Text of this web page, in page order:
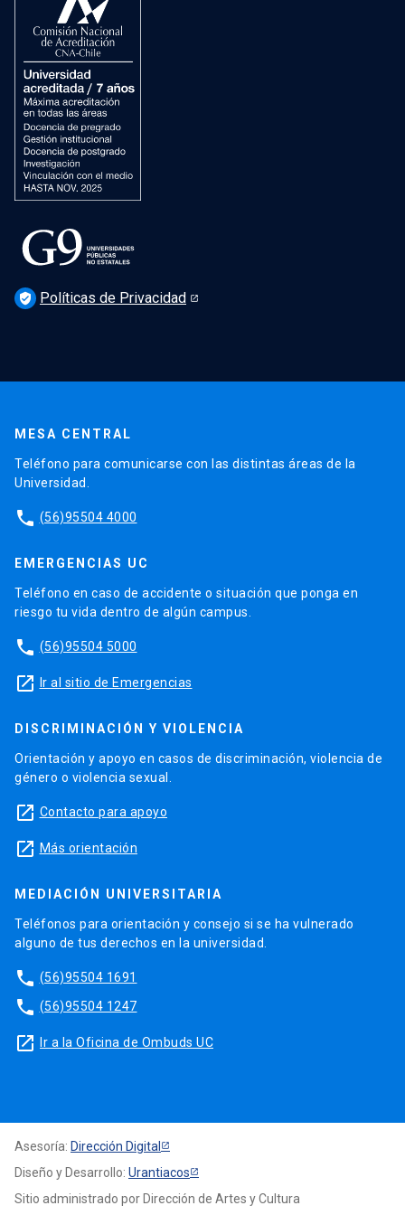
Dirección de Patrimonio Cultural
Dirección de Salud Mental, Comunidad y Bienestar
verified_user Políticas de Privacidad
MESA CENTRAL
Teléfono para comunicarse con las distintas áreas de la
Universidad.
phone (56)95504 4000
EMERGENCIAS UC
Teléfono en caso de accidente o situación que ponga en
riesgo tu vida dentro de algún campus.
phone (56)95504 5000
launch Ir al sitio de Emergencias
DISCRIMINACIÓN Y VIOLENCIA
Orientación y apoyo en casos de discriminación, violencia de
género o violencia sexual.
launch Contacto para apoyo
launch Más orientación
MEDIACIÓN UNIVERSITARIA
Teléfonos para orientación y consejo si se ha vulnerado
alguno de tus derechos en la universidad.
phone (56)95504 1691
phone (56)95504 1247
launch Ir a la Oficina de Ombuds UC
Asesoría: Dirección Digital
Diseño y Desarrollo: Urantiacos
Sitio administrado por Dirección de Artes y Cultura